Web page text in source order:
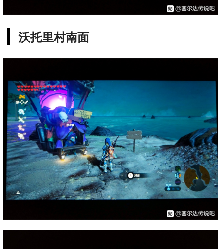
沃托里村南面